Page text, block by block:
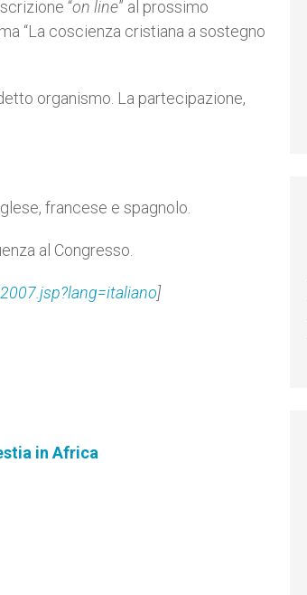
“on line” al prossimo
“La coscienza cristiana a sostegno
organismo. La partecipazione,
francese e spagnolo.
al Congresso.
]
in Africa